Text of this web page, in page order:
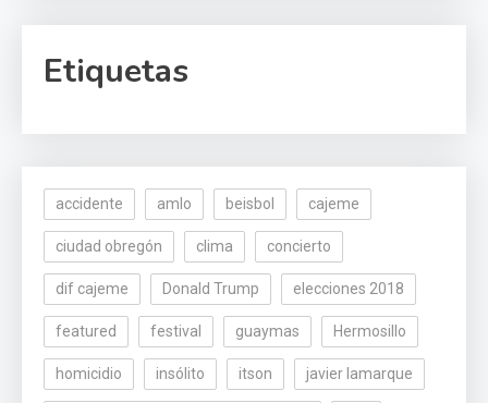
Etiquetas
accidente amlo beisbol cajeme
ciudad obregón clima concierto
dif cajeme Donald Trump elecciones 2018
featured festival guaymas Hermosillo
homicidio insólito itson javier lamarque